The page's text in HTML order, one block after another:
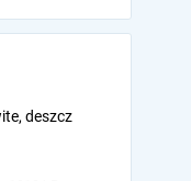
deszcz